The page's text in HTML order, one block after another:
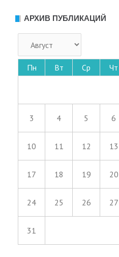
АРХИВ ПУБЛИКАЦИЙ
Пн Вт Ср Чт
3 4 5 6
10 11 12 13
17 18 19 20
24 25 26 27
31